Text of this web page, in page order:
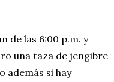
de las 6:00 p.m. y
una taza de jengibre
además si hay